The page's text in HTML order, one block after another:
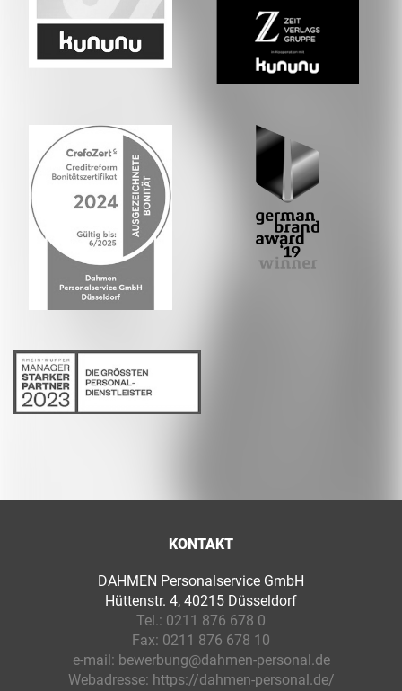
KONTAKT
DAHMEN Personalservice GmbH
Hüttenstr. 4, 40215 Düsseldorf
Tel.: 0211 876 678 0
Fax: 0211 876 678 10
e-mail: bewerbung@dahmen-personal.de
Webadresse: https://dahmen-personal.de/